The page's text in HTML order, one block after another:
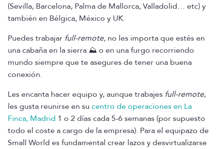
(Sevilla, Barcelona, Palma de Mallorca, Valladolid… etc) y
también en Bélgica, México y UK.
Puedes trabajar full-remote, no les importa que estés en
una cabaña en la sierra ⛰️ o en una furgo recorriendo
mundo siempre que te asegures de tener una buena
conexión.
Les encanta hacer equipo y, aunque trabajes full-remote,
les gusta reunirse en su centro de operaciones en La
Finca, Madrid 1 o 2 días cada 5-6 semanas (por supuesto
todo el coste a cargo de la empresa). Para el equipazo de
Small World es fundamental crear lazos y desvirtualizarse